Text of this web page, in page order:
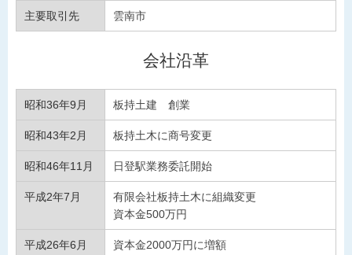
主要取引先 雲南市
会社沿革
昭和36年9月 板持土建 創業
昭和43年2月 板持土木に商号変更
昭和46年11月 日登駅業務委託開始
平成2年7月
有限会社板持土木に組織変更
資本金500万円
平成26年6月 資本金2000万円に増額